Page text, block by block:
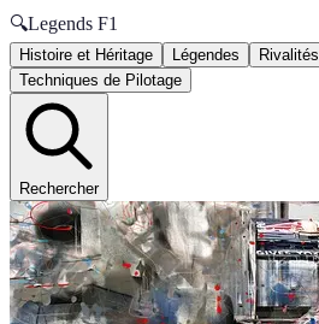
🔍Legends F1
Histoire et Héritage Légendes Rivalités
Techniques de Pilotage
Rechercher